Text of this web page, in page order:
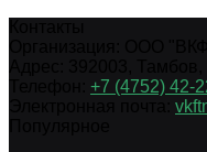
+7 (4752) 42-